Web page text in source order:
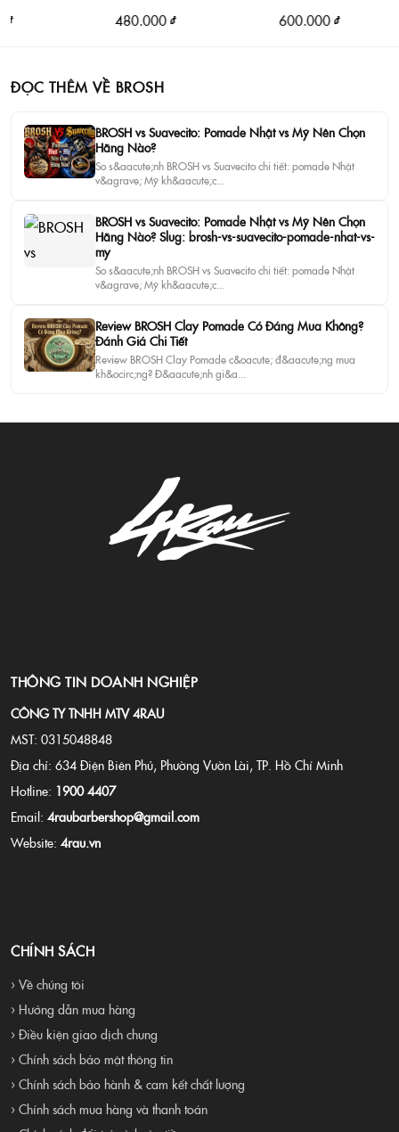
480.000 ₫ 600.000 ₫
ĐỌC THÊM VỀ BROSH
BROSH vs Suavecito: Pomade Nhật vs Mỹ Nên Chọn
Hãng Nào?
So s&aacute;nh BROSH vs Suavecito chi tiết: pomade Nhật
v&agrave; Mỹ kh&aacute;c...
BROSH vs Suavecito: Pomade Nhật vs Mỹ Nên Chọn
Hãng Nào? Slug: brosh-vs-suavecito-pomade-nhat-vs-
my
So s&aacute;nh BROSH vs Suavecito chi tiết: pomade Nhật
v&agrave; Mỹ kh&aacute;c...
Review BROSH Clay Pomade Có Đáng Mua Không?
Đánh Giá Chi Tiết
Review BROSH Clay Pomade c&oacute; đ&aacute;ng mua
kh&ocirc;ng? Đ&aacute;nh gi&a...
THÔNG TIN DOANH NGHIỆP
CÔNG TY TNHH MTV 4RAU
MST: 0315048848
Địa chỉ: 634 Điện Biên Phủ, Phường Vườn Lài, TP. Hồ Chí Minh
Hotline: 1900 4407
Email: 4raubarbershop@gmail.com
Website: 4rau.vn
CHÍNH SÁCH
› Về chúng tôi
› Hướng dẫn mua hàng
› Điều kiện giao dịch chung
› Chính sách bảo mật thông tin
› Chính sách bảo hành & cam kết chất lượng
› Chính sách mua hàng và thanh toán